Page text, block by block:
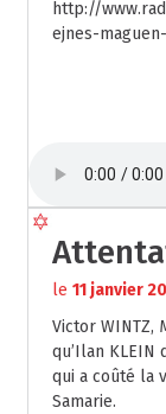
http://
ejnes-
le 11 janvier
Victor WINTZ,
qu’Ilan KLEIN
qui a coûté la
Samarie.